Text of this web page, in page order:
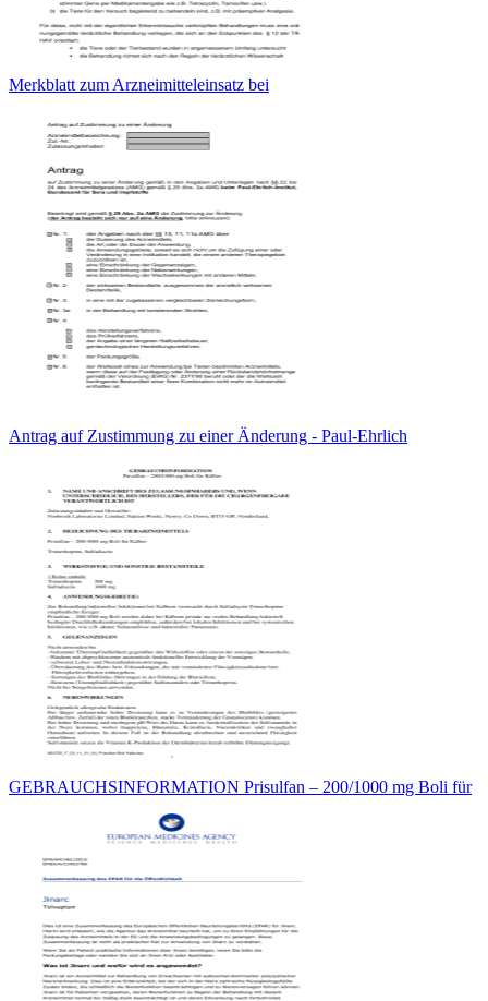
Merkblatt zum Arzneimitteleinsatz bei
Antrag auf Zustimmung zu einer Änderung - Paul-Ehrlich
GEBRAUCHSINFORMATION Prisulfan – 200/1000 mg Boli für